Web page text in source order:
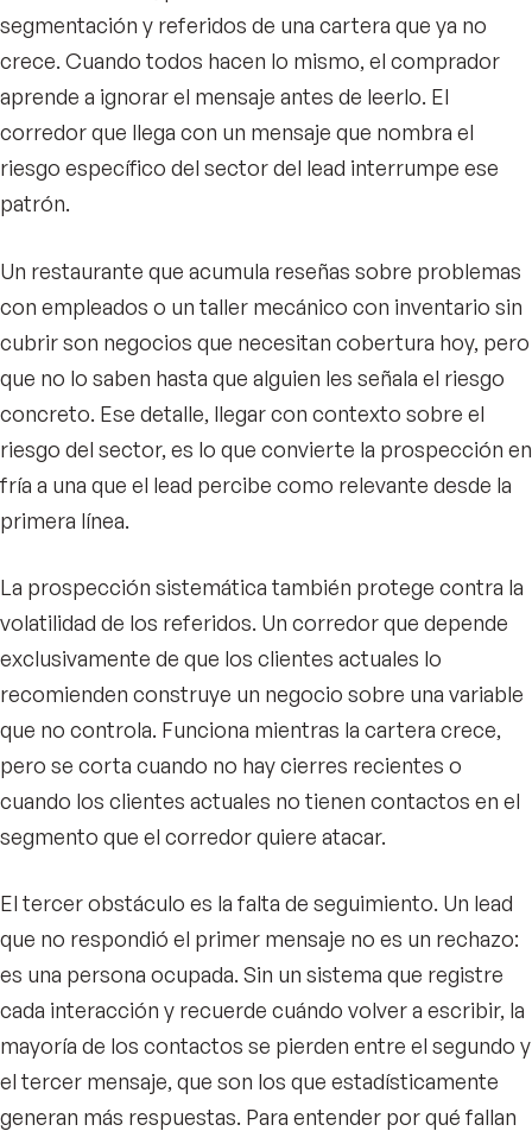
segmentación y referidos de una cartera que ya no
crece. Cuando todos hacen lo mismo, el comprador
aprende a ignorar el mensaje antes de leerlo. El
corredor que llega con un mensaje que nombra el
riesgo específico del sector del lead interrumpe ese
patrón.
Un restaurante que acumula reseñas sobre problemas
con empleados o un taller mecánico con inventario sin
cubrir son negocios que necesitan cobertura hoy, pero
que no lo saben hasta que alguien les señala el riesgo
concreto. Ese detalle, llegar con contexto sobre el
riesgo del sector, es lo que convierte la prospección en
fría a una que el lead percibe como relevante desde la
primera línea.
La prospección sistemática también protege contra la
volatilidad de los referidos. Un corredor que depende
exclusivamente de que los clientes actuales lo
recomienden construye un negocio sobre una variable
que no controla. Funciona mientras la cartera crece,
pero se corta cuando no hay cierres recientes o
cuando los clientes actuales no tienen contactos en el
segmento que el corredor quiere atacar.
El tercer obstáculo es la falta de seguimiento. Un lead
que no respondió el primer mensaje no es un rechazo:
es una persona ocupada. Sin un sistema que registre
cada interacción y recuerde cuándo volver a escribir, la
mayoría de los contactos se pierden entre el segundo y
el tercer mensaje, que son los que estadísticamente
generan más respuestas. Para entender por qué fallan